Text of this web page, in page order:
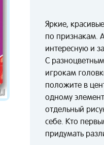
Яркие,
по признакам.
интересную и
С
игрокам
положите в
одному
отдельный
себе. Кто
придумать